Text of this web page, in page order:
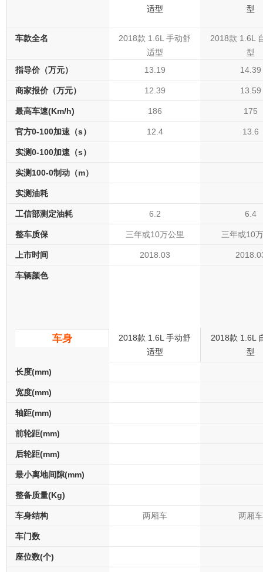
适型
型
车款全名
2018款 1.6L 手动舒
适型
2018款 1.6L
型
指导价（万元）
13.19 14.39
商家报价（万元） 12.39 13.59
最高车速(Km/h) 186 175
官方0-100加速（s） 12.4 13.6
实测0-100加速（s）
实测100-0制动（m）
实测油耗
工信部测定油耗 6.2 6.4
整车质保 三年或10万公里 三年或10
上市时间 2018.03
车辆颜色
车身
2018款 1.6L 手动舒
适型
2018款 1.6L
型
长度(mm)
宽度(mm)
轴距(mm)
前轮距(mm)
后轮距(mm)
最小离地间隙(mm)
整备质量(Kg)
车身结构 两厢车 两厢车
车门数
座位数(个)